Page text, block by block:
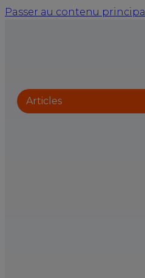
Passer au contenu principal
Articles